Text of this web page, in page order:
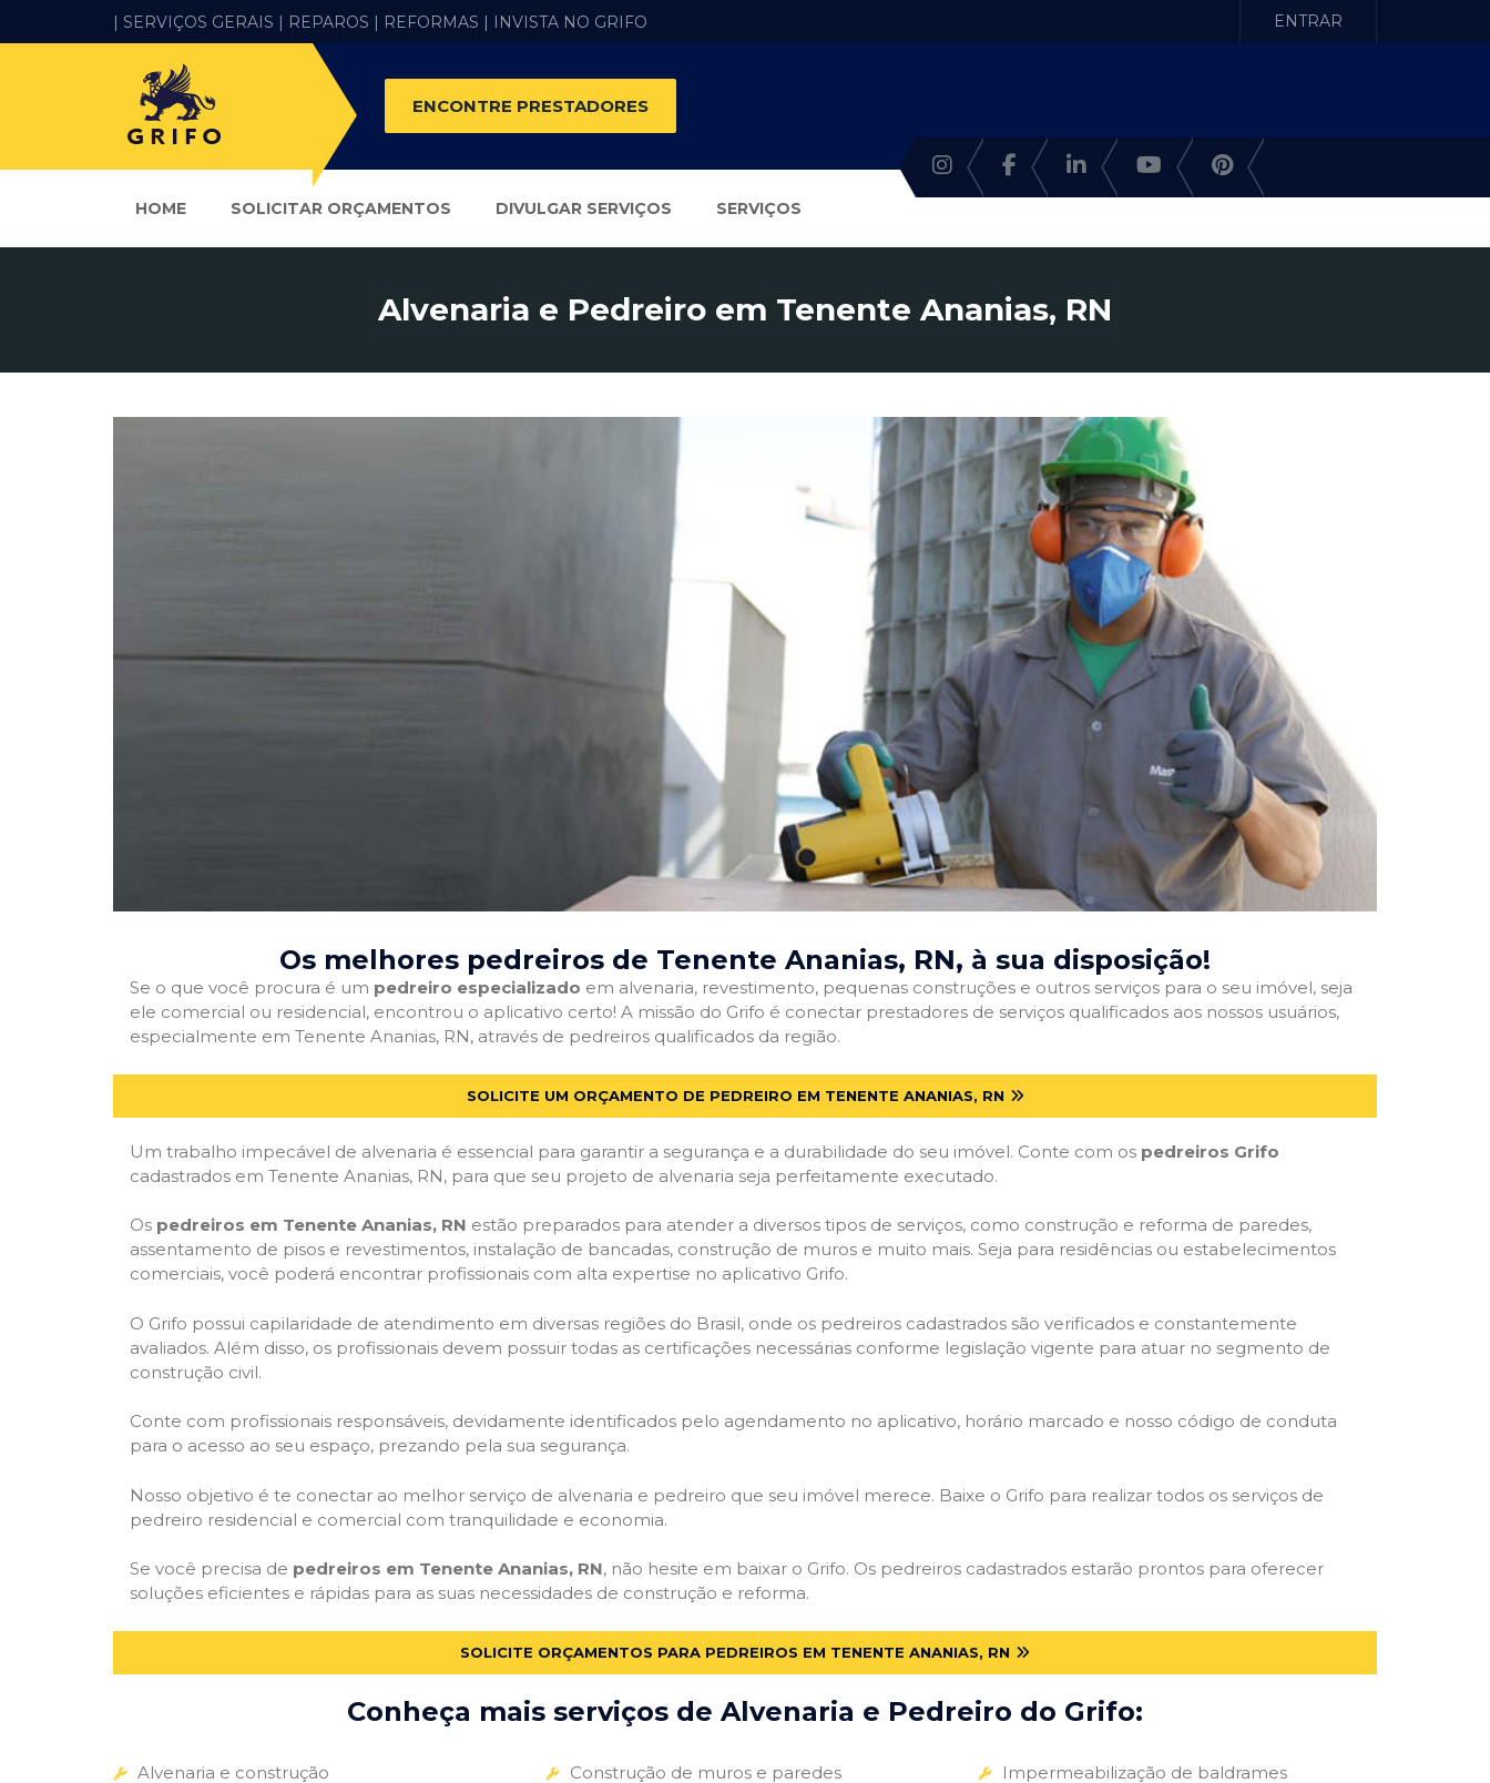
| SERVIÇOS GERAIS | REPAROS | REFORMAS | INVISTA NO GRIFO ENTRAR
ENCONTRE PRESTADORES
HOME SOLICITAR ORÇAMENTOS DIVULGAR SERVIÇOS SERVIÇOS
Alvenaria e Pedreiro em Tenente Ananias, RN
Os melhores pedreiros de Tenente Ananias, RN, à sua disposição!
Se o que você procura é um pedreiro especializado em alvenaria, revestimento, pequenas construções e outros serviços para o seu imóvel, seja
ele comercial ou residencial, encontrou o aplicativo certo! A missão do Grifo é conectar prestadores de serviços qualificados aos nossos usuários,
especialmente em Tenente Ananias, RN, através de pedreiros qualificados da região.
SOLICITE UM ORÇAMENTO DE PEDREIRO EM TENENTE ANANIAS, RN
Um trabalho impecável de alvenaria é essencial para garantir a segurança e a durabilidade do seu imóvel. Conte com os pedreiros Grifo
cadastrados em Tenente Ananias, RN, para que seu projeto de alvenaria seja perfeitamente executado.
Os pedreiros em Tenente Ananias, RN estão preparados para atender a diversos tipos de serviços, como construção e reforma de paredes,
assentamento de pisos e revestimentos, instalação de bancadas, construção de muros e muito mais. Seja para residências ou estabelecimentos
comerciais, você poderá encontrar profissionais com alta expertise no aplicativo Grifo.
O Grifo possui capilaridade de atendimento em diversas regiões do Brasil, onde os pedreiros cadastrados são verificados e constantemente
avaliados. Além disso, os profissionais devem possuir todas as certificações necessárias conforme legislação vigente para atuar no segmento de
construção civil.
Conte com profissionais responsáveis, devidamente identificados pelo agendamento no aplicativo, horário marcado e nosso código de conduta
para o acesso ao seu espaço, prezando pela sua segurança.
Nosso objetivo é te conectar ao melhor serviço de alvenaria e pedreiro que seu imóvel merece. Baixe o Grifo para realizar todos os serviços de
pedreiro residencial e comercial com tranquilidade e economia.
Se você precisa de pedreiros em Tenente Ananias, RN, não hesite em baixar o Grifo. Os pedreiros cadastrados estarão prontos para oferecer
soluções eficientes e rápidas para as suas necessidades de construção e reforma.
SOLICITE ORÇAMENTOS PARA PEDREIROS EM TENENTE ANANIAS, RN
Conheça mais serviços de Alvenaria e Pedreiro do Grifo:
Alvenaria e construção
Construção de muros e paredes
Impermeabilização de baldrames